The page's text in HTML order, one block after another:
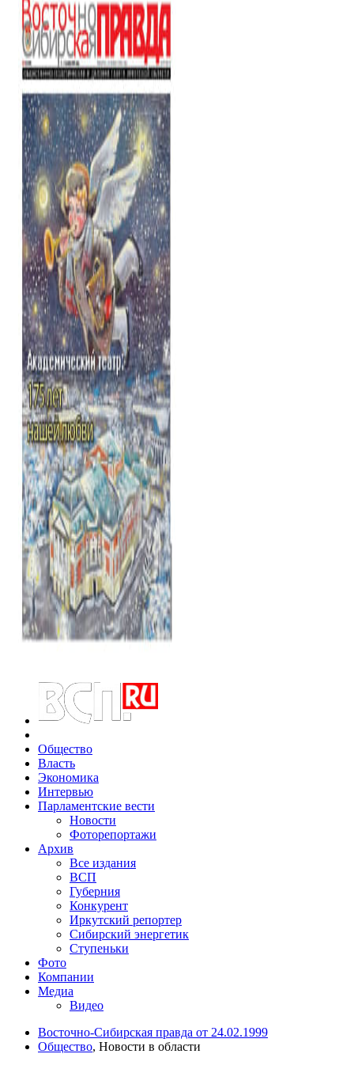
Общество
Власть
Экономика
Интервью
Парламентские вести
Новости
Фоторепортажи
Архив
Все издания
ВСП
Губерния
Конкурент
Иркутский репортер
Сибирский энергетик
Ступеньки
Фото
Компании
Медиа
Видео
Восточно-Сибирская правда от 24.02.1999
Общество, Новости в области